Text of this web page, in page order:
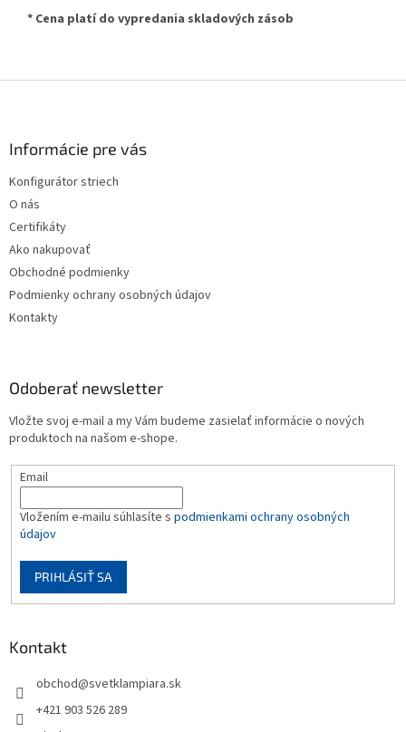
* Cena platí do vypredania skladových zásob
Informácie pre vás
Konfigurátor striech
O nás
Certifikáty
Ako nakupovať
Obchodné podmienky
Podmienky ochrany osobných údajov
Kontakty
Odoberať newsletter
Vložte svoj e-mail a my Vám budeme zasielať informácie o nových
produktoch na našom e-shope.
Email
Vložením e-mailu súhlasíte s podmienkami ochrany osobných
údajov
PRIHLÁSIŤ SA
Kontakt
obchod@svetklampiara.sk
+421 903 526 289